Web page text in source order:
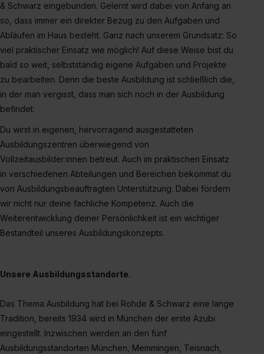
& Schwarz eingebunden. Gelernt wird dabei von Anfang an
so, dass immer ein direkter Bezug zu den Aufgaben und
Abläufen im Haus besteht. Ganz nach unserem Grundsatz: So
viel praktischer Einsatz wie möglich! Auf diese Weise bist du
bald so weit, selbstständig eigene Aufgaben und Projekte
zu bearbeiten. Denn die beste Ausbildung ist schließlich die,
in der man vergisst, dass man sich noch in der Ausbildung
befindet.
Du wirst in eigenen, hervorragend ausgestatteten
Ausbildungszentren überwiegend von
Vollzeitausbilder:innen betreut. Auch im praktischen Einsatz
in verschiedenen Abteilungen und Bereichen bekommst du
von Ausbildungsbeauftragten Unterstützung. Dabei fördern
wir nicht nur deine fachliche Kompetenz. Auch die
Weiterentwicklung deiner Persönlichkeit ist ein wichtiger
Bestandteil unseres Ausbildungskonzepts.
Unsere Ausbildungsstandorte.
Das Thema Ausbildung hat bei Rohde & Schwarz eine lange
Tradition, bereits 1934 wird in München der erste Azubi
eingestellt. Inzwischen werden an den fünf
Ausbildungsstandorten München, Memmingen, Teisnach,